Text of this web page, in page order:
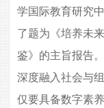
学国际教育研究
了题为《培养未
鉴》的主旨报告
深度融入社会与
仅要具备数字素